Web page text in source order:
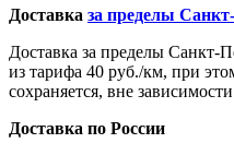
Доставка за пределы
Доставка за пределы Санкт-
из тарифа 40 руб./км, при
сохраняется, вне
Доставка по России